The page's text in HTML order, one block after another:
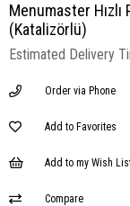
Menumaster Hızlı
(Katalizörlü)
Estimated Delivery
Order via Phone
Add to Favorites
Add to my Wish
Compare